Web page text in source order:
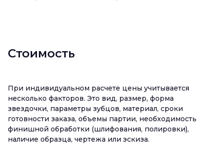
Стоимость
При индивидуальном расчете цены учитывается
несколько факторов. Это вид, размер, форма
звездочки, параметры зубцов, материал, сроки
готовности заказа, объемы партии, необходимость
финишной обработки (шлифования, полировки),
наличие образца, чертежа или эскиза.